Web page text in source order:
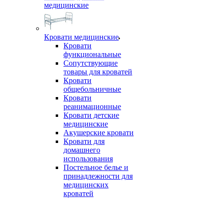
медицинские
Кровати медицинские
Кровати
функциональные
Сопутствующие
товары для кроватей
Кровати
общебольничные
Кровати
реанимационные
Кровати детские
медицинские
Акушерские кровати
Кровати для
домашнего
использования
Постельное белье и
принадлежности для
медицинских
кроватей